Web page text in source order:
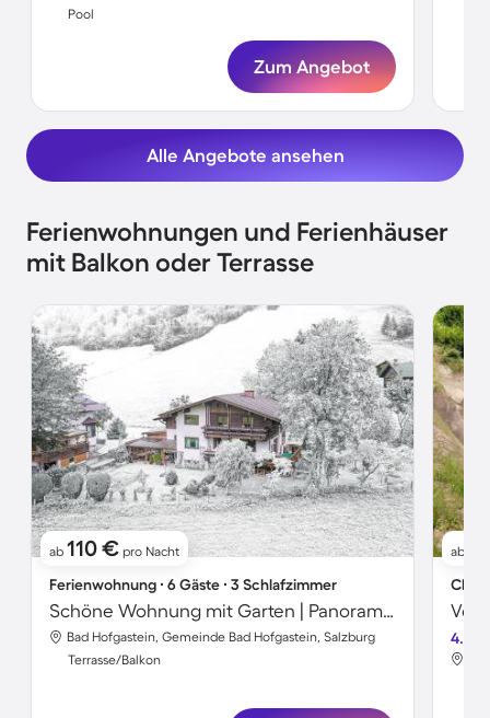
Pool
Zum Angebot
Alle Angebote ansehen
Ferienwohnungen und Ferienhäuser
mit Balkon oder Terrasse
ab 110 € pro Nacht
Ferienwohnung ∙ 6 Gäste ∙ 3 Schlafzimmer
Schöne Wohnung mit Garten | Panoramablick
Bad Hofgastein, Gemeinde Bad Hofgastein, Salzburg
Terrasse/Balkon
ab
4.6